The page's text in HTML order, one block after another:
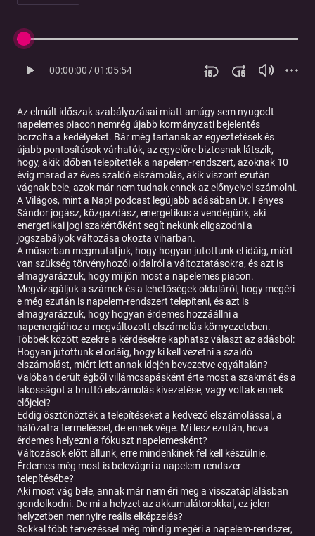
00:00:00/01:05:54
Az elmúlt időszak szabályozásai miatt amúgy sem nyugodt
napelemes piacon nemrég újabb kormányzati bejelentés
borzolta a kedélyeket. Bár még tartanak az egyeztetések és
újabb pontosítások várhatók, az egyelőre biztosnak látszik,
hogy, akik időben telepítették a napelem-rendszert, azoknak 10
évig marad az éves szaldó elszámolás, akik viszont ezután
vágnak bele, azok már nem tudnak ennek az előnyeivel számolni.
A Világos, mint a Nap! podcast legújabb adásában Dr. Fényes
Sándor jogász, közgazdász, energetikus a vendégünk, aki
energetikai jogi szakértőként segít nekünk eligazodni a
jogszabályok változása okozta viharban.
A műsorban megmutatjuk, hogy hogyan jutottunk el idáig, miért
van szükség törvényhozói oldalról a változtatásokra, és azt is
elmagyarázzuk, hogy mi jön most a napelemes piacon.
Megvizsgáljuk a számok és a lehetőségek oldaláról, hogy megéri-
e még ezután is napelem-rendszert telepíteni, és azt is
elmagyarázzuk, hogy hogyan érdemes hozzáállni a
napenergiához a megváltozott elszámolás környezeteben.
Többek között ezekre a kérdésekre kaphatsz választ az adásból:
Hogyan jutottunk el odáig, hogy ki kell vezetni a szaldó
elszámolást, miért lett annak idején bevezetve egyáltalán?
Valóban derült égből villámcsapásként érte most a szakmát és a
lakosságot a bruttó elszámolás kivezetése, vagy voltak ennek
előjelei?
Eddig ösztönözték a telepítéseket a kedvező elszámolással, a
hálózatra termeléssel, de ennek vége. Mi lesz ezután, hova
érdemes helyezni a fókuszt napelemesként?
Változások előtt állunk, erre mindenkinek fel kell készülnie.
Érdemes még most is belevágni a napelem-rendszer
telepítésébe?
Aki most vág bele, annak már nem éri meg a visszatáplálásban
gondolkodni. De mi a helyzet az akkumulátorokkal, ez jelen
helyzetben mennyire reális elképzelés?
Sokkal több tervezéssel még mindig megéri a napelem-rendszer,